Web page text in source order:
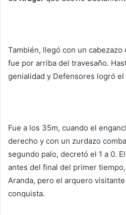
También, llegó con un
fue por arriba del travesaño.
genialidad y Defensores logró el
Fue a los 35m, cuando el
derecho y con un zurdazo
segundo palo, decretó el 1 a 0.
antes del final del primer
Aranda, pero el arquero
conquista.